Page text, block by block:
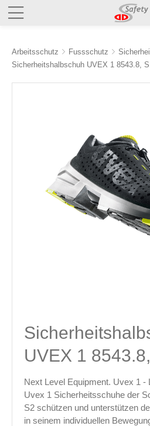
Arbeitsschutz Fussschutz
Sicherheitshalbschuh UVEX 1 8543.8,
UVEX 1
Next Level Equipment. Uvex 1 -
Uvex 1 Sicherheitsschuhe der
S2 schützen und unterstützen
in seinem individuellen